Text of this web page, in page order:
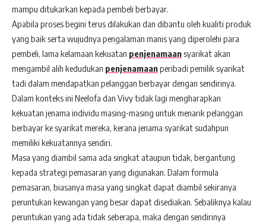
mampu ditukarkan kepada pembeli berbayar.
Apabila proses begini terus dilakukan dan dibantu oleh kualiti produk
yang baik serta wujudnya pengalaman manis yang diperolehi para
pembeli, lama kelamaan kekuatan penjenamaansyarikat akan
mengambil alih kedudukan penjenamaanperibadi pemilik syarikat
tadi dalam mendapatkan pelanggan berbayar dengan sendirinya.
Dalam konteks ini Neelofa dan Vivy tidak lagi mengharapkan
kekuatan jenama individu masing-masing untuk menarik pelanggan
berbayar ke syarikat mereka, kerana jenama syarikat sudahpun
memiliki kekuatannya sendiri.
Masa yang diambil sama ada singkat ataupun tidak, bergantung
kepada strategi pemasaran yang digunakan. Dalam formula
pemasaran, biasanya masa yang singkat dapat diambil sekiranya
peruntukan kewangan yang besar dapat disediakan. Sebaliknya kalau
peruntukan yang ada tidak seberapa, maka dengan sendirinya